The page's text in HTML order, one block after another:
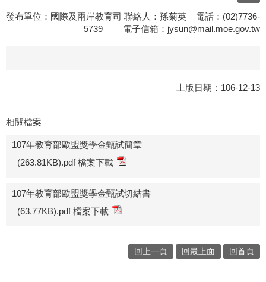
發布單位：國際及兩岸教育司 聯絡人：孫菊英 電話：(02)7736-
5739 電子信箱： jysun@mail.moe.gov.tw
上版日期：106-12-13
相關檔案
107年教育部歐盟獎學金甄試簡章
(263.81KB).pdf 檔案下載
107年教育部歐盟獎學金甄試切結書
(63.77KB).pdf 檔案下載
回上一頁 回最上面 回首頁